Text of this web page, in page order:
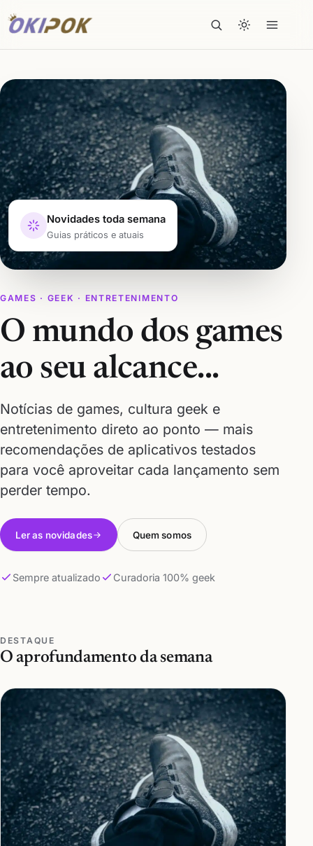
GAMES · GEEK · ENTRETENIMENTO
O mundo dos games
ao seu alcance...
Notícias de games, cultura geek e
entretenimento direto ao ponto — mais
recomendações de aplicativos testados
para você aproveitar cada lançamento sem
perder tempo.
Ler as novidades Quem somos
Sempre atualizado Curadoria 100% geek
Novidades toda semana
Guias práticos e atuais
DESTAQUE
O aprofundamento da semana